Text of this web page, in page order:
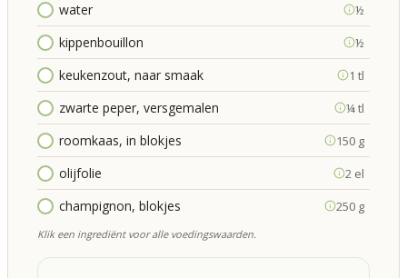
water ½
kippenbouillon ½
keukenzout, naar smaak 1 tl
zwarte peper, versgemalen ¼ tl
roomkaas, in blokjes 150 g
olijfolie 2 el
champignon, blokjes 250 g
Klik een ingrediënt voor alle voedingswaarden.